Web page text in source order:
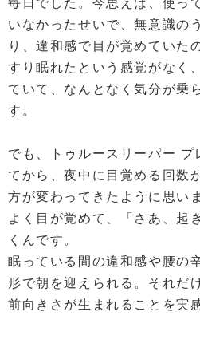
いなかったせいで、無意識の
り、違和感で目が覚めていた
すり眠れたという感覚がなく
ていて、なんとなく気分が乗
す。
でも、トゥルースリーパー プ
てから、夜中に目覚める回数
方が変わってきたように思い
よく目が覚めて、「さあ、起
くんです。
眠っている間の違和感や腰の
形で朝を迎えられる。それだ
前向きさが生まれることを実